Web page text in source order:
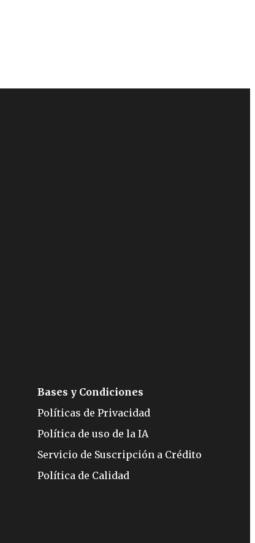
Bases y Condiciones
Políticas de Privacidad
Política de uso de la IA
Servicio de Suscripción a Crédito
Política de Calidad